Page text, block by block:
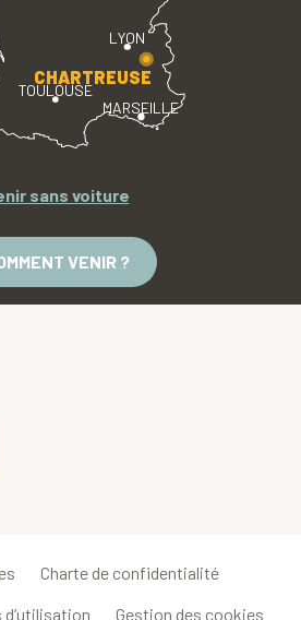
LYON
TOULOUSE
MARSEILLE
CHARTREUSE
sans voiture
VENIR ?
Charte de confidentialité
Gestion des cookies